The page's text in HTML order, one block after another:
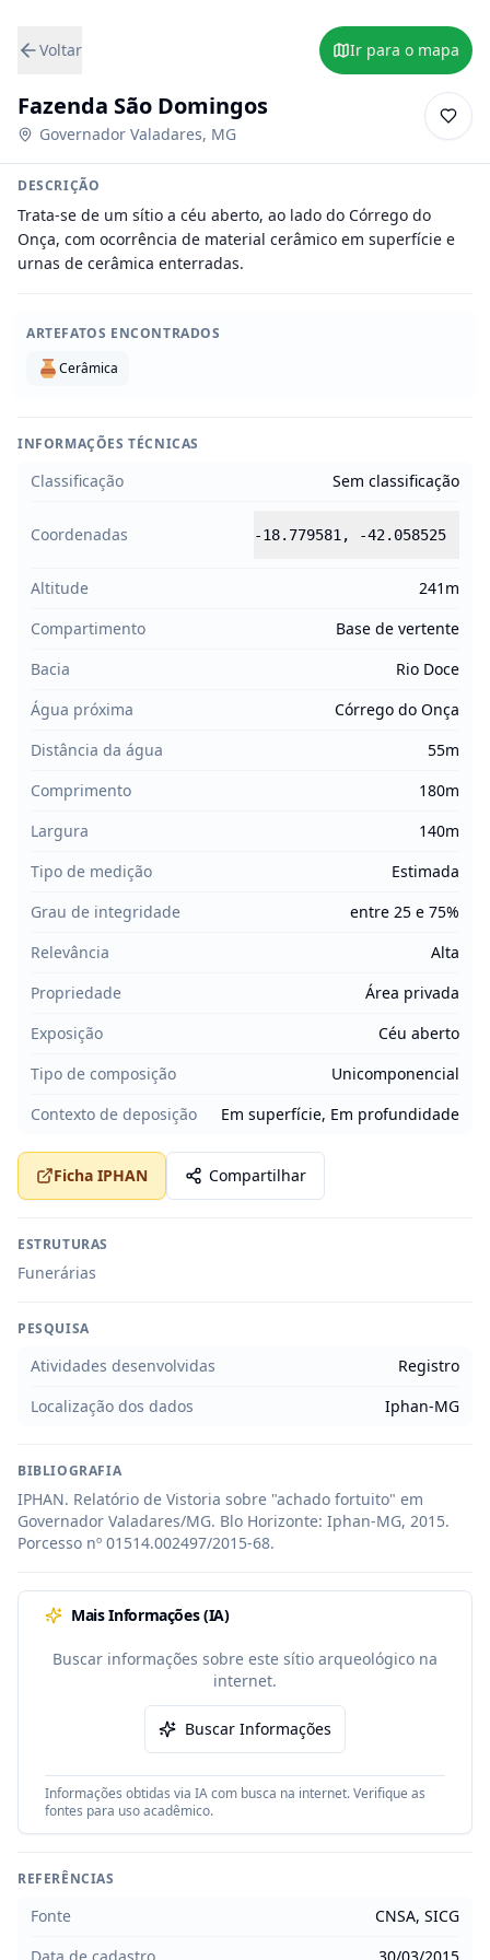
Voltar Ir para o mapa
Fazenda São Domingos
Governador Valadares, MG
DESCRIÇÃO
Trata-se de um sítio a céu aberto, ao lado do Córrego do
Onça, com ocorrência de material cerâmico em superfície e
urnas de cerâmica enterradas.
ARTEFATOS ENCONTRADOS
Cerâmica
INFORMAÇÕES TÉCNICAS
Classificação Sem classificação
Coordenadas -18.779581 , -42.058525
Altitude
241m
Compartimento
Base de vertente
Bacia
Rio Doce
Água próxima
Córrego do Onça
Distância da água
55m
Comprimento
180m
Largura
140m
Tipo de medição
Estimada
Grau de integridade
entre 25 e 75%
Relevância
Alta
Propriedade
Área privada
Exposição
Céu aberto
Tipo de composição
Unicomponencial
Contexto de deposição
Em superfície, Em profundidade
Ficha IPHAN Compartilhar
ESTRUTURAS
Funerárias
PESQUISA
Atividades desenvolvidas
Registro
Localização dos dados
Iphan-MG
BIBLIOGRAFIA
IPHAN. Relatório de Vistoria sobre "achado fortuito" em
Governador Valadares/MG. Blo Horizonte: Iphan-MG, 2015.
Porcesso nº 01514.002497/2015-68.
Mais Informações (IA)
Buscar informações sobre este sítio arqueológico na
internet.
Buscar Informações
Informações obtidas via IA com busca na internet. Verifique as
fontes para uso acadêmico.
REFERÊNCIAS
Fonte
CNSA, SICG